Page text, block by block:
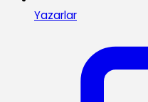
Yazarlar